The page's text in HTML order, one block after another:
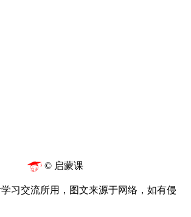
© 启蒙课
习交流所用，图文来源于网络，如有侵